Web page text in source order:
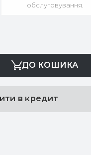
обслуговування.
ДО КОШИКА
в кредит